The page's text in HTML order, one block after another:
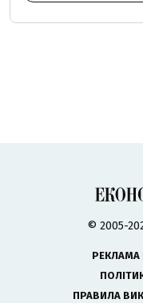
© 2005-
РЕКЛАМА
ПРАВИЛА